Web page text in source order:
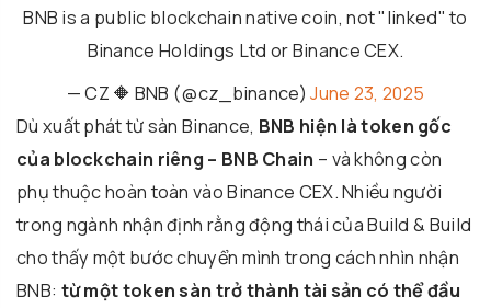
BNB is a public blockchain native coin, not "linked" to
Binance Holdings Ltd or Binance CEX.
— CZ 🔶 BNB (@cz_binance)June 23, 2025
Dù xuất phát từ sàn Binance, BNB hiện là token gốc
của blockchain riêng – BNB Chain – và không còn
phụ thuộc hoàn toàn vào Binance CEX. Nhiều người
trong ngành nhận định rằng động thái của Build & Build
cho thấy một bước chuyển mình trong cách nhìn nhận
BNB: từ một token sàn trở thành tài sản có thể đầu